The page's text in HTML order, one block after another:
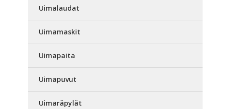
Uimalaudat
Uimamaskit
Uimapaita
Uimapuvut
Uimaräpylät